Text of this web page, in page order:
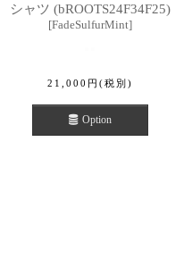
シャツ (bROOTS24F34F25)
[FadeSulfurMint]
21,000 円 (税別)
Option